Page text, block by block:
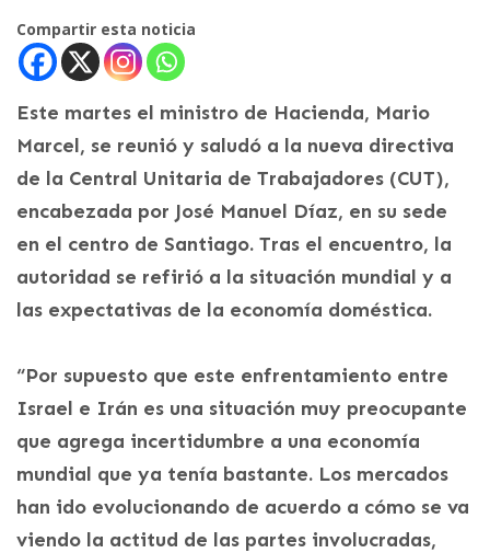
Compartir esta noticia
Este martes el ministro de Hacienda, Mario
Marcel, se reunió y saludó a la nueva directiva
de la Central Unitaria de Trabajadores (CUT),
encabezada por José Manuel Díaz, en su sede
en el centro de Santiago. Tras el encuentro, la
autoridad se refirió a la situación mundial y a
las expectativas de la economía doméstica.
“Por supuesto que este enfrentamiento entre
Israel e Irán es una situación muy preocupante
que agrega incertidumbre a una economía
mundial que ya tenía bastante. Los mercados
han ido evolucionando de acuerdo a cómo se va
viendo la actitud de las partes involucradas,